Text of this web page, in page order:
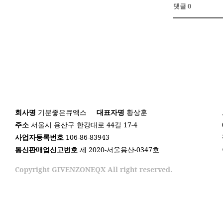
댓글 0
회사명 기분좋은큐엑스 대표자명 황상훈
주소 서울시 용산구 한강대로 44길 17-4
사업자등록번호 106-86-83943
통신판매업신고번호 제 2020-서울용산-0347호
Copyright GIVENZONEQX All right reserved.